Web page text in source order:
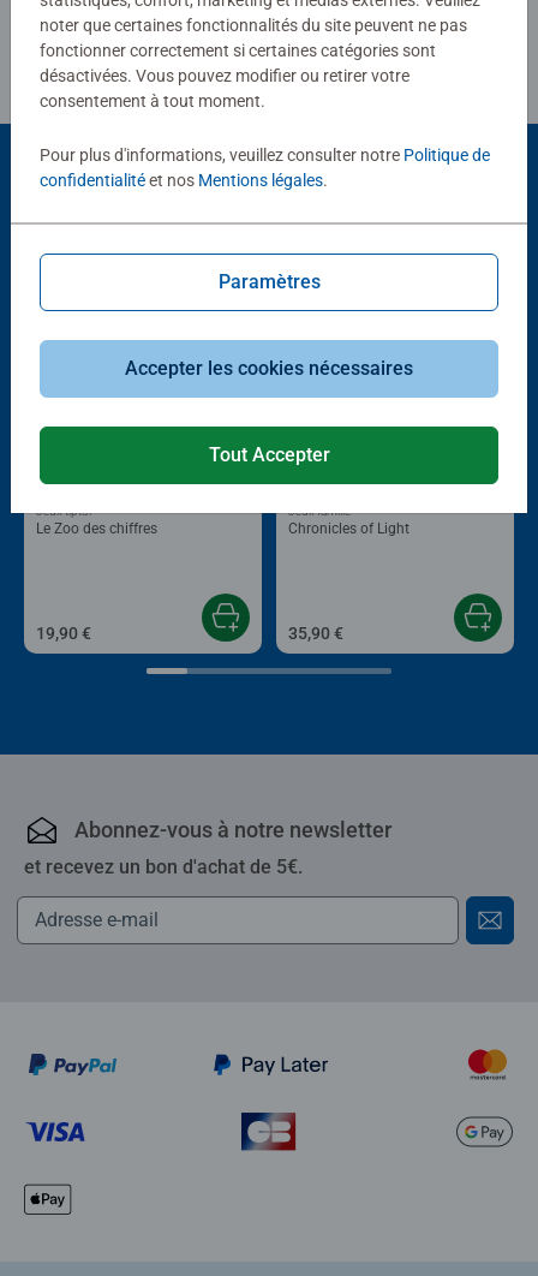
D'autres personnes aiment aussi
Le Zoo des chiffres
Jeux tiptoi
19,90 €
Chronicles of Light
Jeux famille
35,90 €
Abonnez-vous à notre newsletter
et recevez un bon d'achat de 5€.
noter que certaines fonctionnalités du site peuvent ne pas
fonctionner correctement si certaines catégories sont
désactivées. Vous pouvez modifier ou retirer votre
consentement à tout moment.
Pour plus d'informations, veuillez consulter notre Politique de
confidentialitéet nos Mentions légales.
Paramètres
Accepter les cookies nécessaires
Tout Accepter